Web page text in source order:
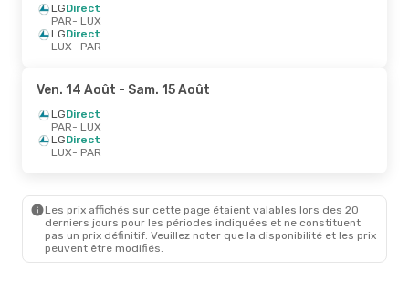
LGDirect
PAR- LUX
LGDirect
LUX- PAR
Ven. 14 Août - Sam. 15 Août
LGDirect
PAR- LUX
LGDirect
LUX- PAR
Les prix affichés sur cette page étaient valables lors des 20
derniers jours pour les périodes indiquées et ne constituent
pas un prix définitif. Veuillez noter que la disponibilité et les prix
peuvent être modifiés.